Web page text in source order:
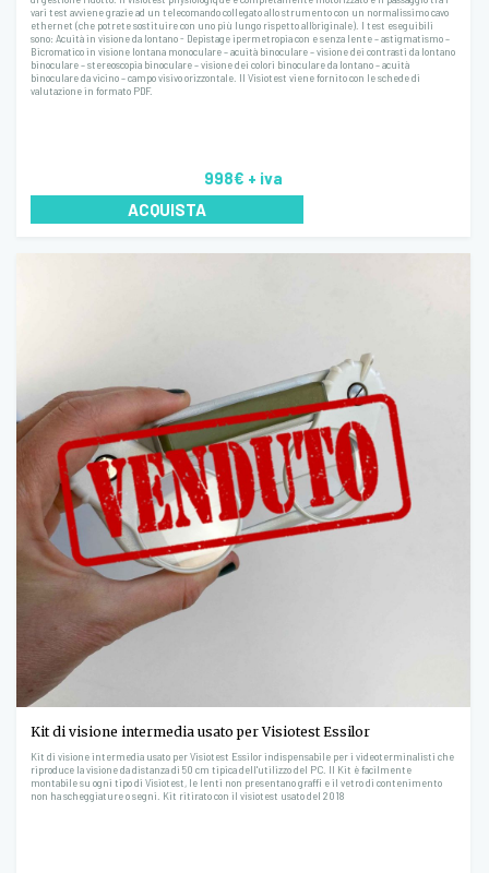
vari test avviene grazie ad un telecomando collegato allo strumento con un normalissimo cavo
ethernet (che potrete sostituire con uno più lungo rispetto all’originale). I test eseguibili
sono: Acuità in visione da lontano - Depistage ipermetropia con e senza lente – astigmatismo –
Bicromatico in visione lontana monoculare – acuità binoculare – visione dei contrasti da lontano
binoculare – stereoscopia binoculare – visione dei colori binoculare da lontano – acuità
binoculare da vicino – campo visivo orizzontale. Il Visiotest viene fornito con le schede di
valutazione in formato PDF.
998€ + iva
ACQUISTA
Kit di visione intermedia usato per Visiotest Essilor
Kit di visione intermedia usato per Visiotest Essilor indispensabile per i videoterminalisti che
riproduce la visione da distanza di 50 cm tipica dell'utilizzo del PC. Il Kit è facilmente
montabile su ogni tipo di Visiotest, le lenti non presentano graffi e il vetro di contenimento
non ha scheggiature o segni. Kit ritirato con il visiotest usato del 2018